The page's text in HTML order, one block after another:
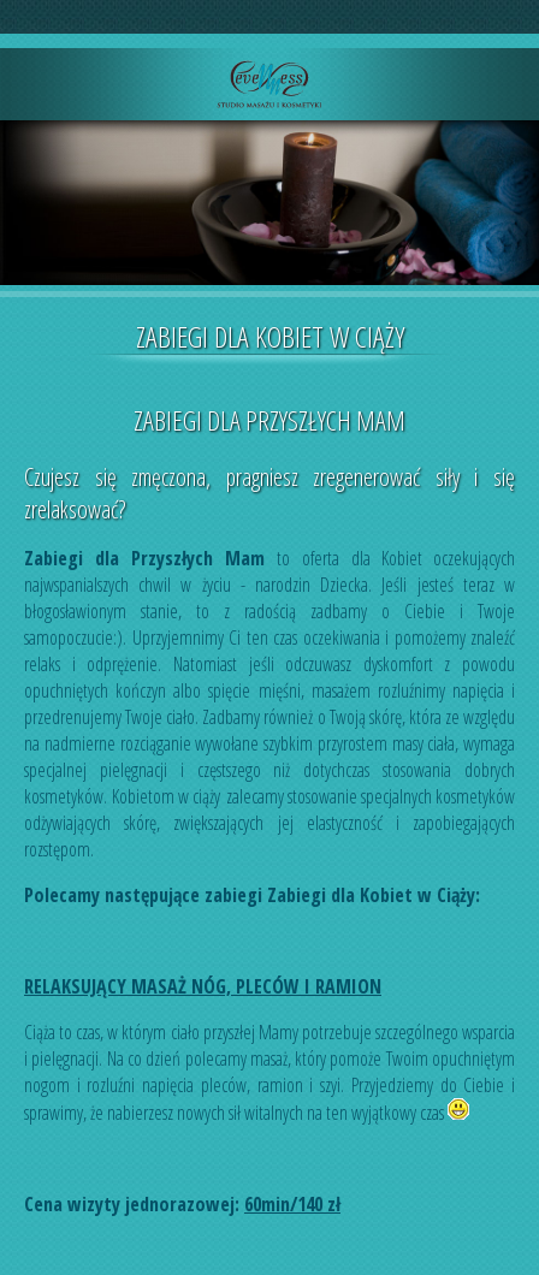
ZABIEGI DLA KOBIET W CIĄŻY
ZABIEGI DLA PRZYSZŁYCH MAM
Czujesz się zmęczona, pragniesz zregenerować siły i się
zrelaksować?
Zabiegi dla Przyszłych Mam to oferta dla Kobiet oczekujących
najwspanialszych chwil w życiu - narodzin Dziecka. Jeśli jesteś teraz w
błogosławionym stanie, to z radością zadbamy o Ciebie i Twoje
samopoczucie:). Uprzyjemnimy Ci ten czas oczekiwania i pomożemy znaleźć
relaks i odprężenie. Natomiast jeśli odczuwasz dyskomfort z powodu
opuchniętych kończyn albo spięcie mięśni, masażem rozluźnimy napięcia i
przedrenujemy Twoje ciało. Zadbamy również o Twoją skórę, która ze względu
na nadmierne rozciąganie wywołane szybkim przyrostem masy ciała, wymaga
specjalnej pielęgnacji i częstszego niż dotychczas stosowania dobrych
kosmetyków. Kobietom w ciąży zalecamy stosowanie specjalnych kosmetyków
odżywiających skórę, zwiększających jej elastyczność i zapobiegających
rozstępom.
Polecamy następujące zabiegi Zabiegi dla Kobiet w Ciąży:
RELAKSUJĄCY MASAŻ NÓG, PLECÓW I RAMION
Ciąża to czas, w którym ciało przyszłej Mamy potrzebuje szczególnego wsparcia
i pielęgnacji. Na co dzień polecamy masaż, który pomoże Twoim opuchniętym
nogom i rozluźni napięcia pleców, ramion i szyi. Przyjedziemy do Ciebie i
sprawimy, że nabierzesz nowych sił witalnych na ten wyjątkowy czas
Cena wizyty jednorazowej: 60min/140 zł